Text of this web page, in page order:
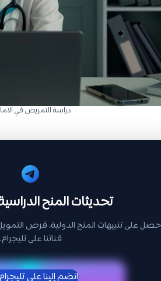
دراسة التمريض في
تحديثات المنح
على تنبيهات المنح الدولية، فرص
قناتنا على تليجرام.
انضم إلينا على تليجرام